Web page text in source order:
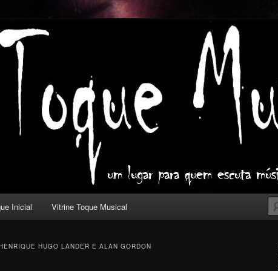
com outros olhos.
Inicial Vitrine Toque Musical
HUGO LANDER E ALAN GORDON